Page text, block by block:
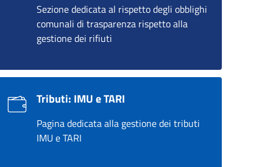
Sezione dedicata al rispetto degli obblighi
comunali di trasparenza rispetto alla
gestione dei rifiuti
Tributi: IMU e TARI
Pagina dedicata alla gestione dei tributi
IMU e TARI